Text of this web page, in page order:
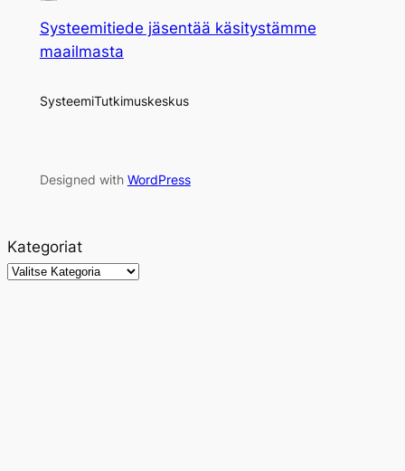
Systeemitiede jäsentää käsitystämme
maailmasta
SysteemiTutkimuskeskus
Designed with WordPress
Kategoriat